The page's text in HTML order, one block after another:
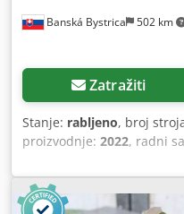
Banská Bystrica 502 km
Zatražiti
Stanje: rabljeno, broj
proizvodnje: 2022, radni
,
Jungheinrich Cedpfxoy